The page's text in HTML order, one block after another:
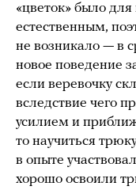
«цветок» было
естественным,
не возникало — в
новое поведение
если веревочку
вследствие чего
усилием и
то научиться
в опыте
хорошо освоили